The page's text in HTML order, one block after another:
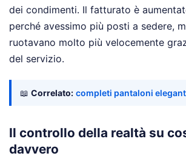
dei condimenti. Il fatturato è
perché avessimo più posti a sedere,
ruotavano molto più velocemente
del servizio.
📖 Correlato: completi pantaloni
Il controllo della realtà su
davvero